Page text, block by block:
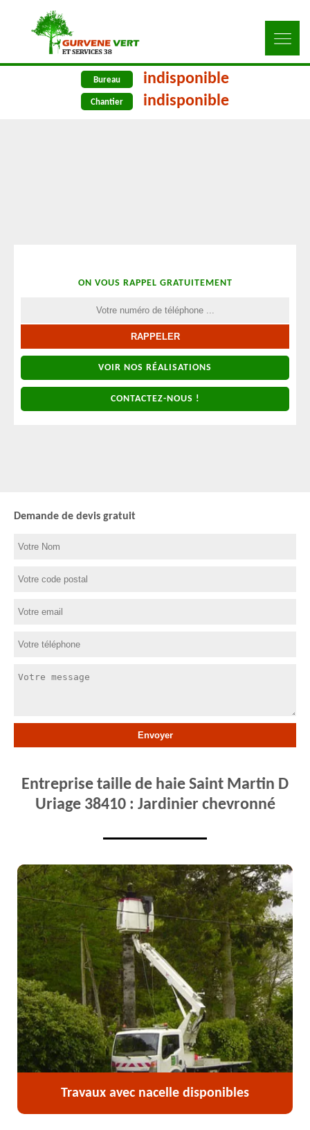
Bureau indisponible
Chantier indisponible
ON VOUS RAPPEL GRATUITEMENT
VOIR NOS RÉALISATIONS
CONTACTEZ-NOUS !
Demande de devis gratuit
Entreprise taille de haie Saint Martin D
Uriage 38410 : Jardinier chevronné
Travaux avec nacelle disponibles